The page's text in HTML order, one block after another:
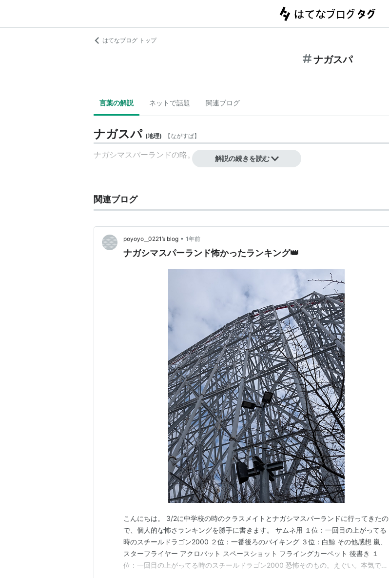
はてなブログ トップ
ナガスパ
言葉の解説 ネットで話題 関連ブログ
ナガスパ (地理) 【ながすぱ】
ナガシマスパーランドの略。 解説の続きを読む
関連ブログ
poyoyo__0221’s blog • 1年前
ナガシマスパーランド怖かったランキング👑
こんにちは。 3/2に中学校の時のクラスメイトとナガシマスパーランドに行ってきたの
で、個人的な怖さランキングを勝手に書きます。 サムネ用 １位：一回目の上がってる
時のスチールドラゴン2000 ２位：一番後ろのバイキング ３位：白鯨 その他感想 嵐、
スターフライヤー アクロバット スペースショット フライングカーペット 後書き １
位：一回目の上がってる時のスチールドラゴン2000 恐怖そのもの。えぐい。本気で死